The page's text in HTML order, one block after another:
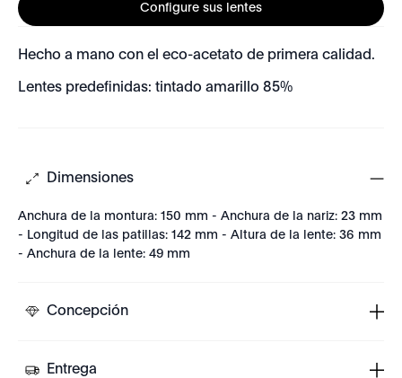
Configure sus lentes
Hecho a mano con el eco-acetato de primera calidad.
Lentes predefinidas: tintado amarillo 85%
Dimensiones
Anchura de la montura: 150 mm - Anchura de la nariz: 23 mm
- Longitud de las patillas: 142 mm - Altura de la lente: 36 mm
- Anchura de la lente: 49 mm
Concepción
Entrega